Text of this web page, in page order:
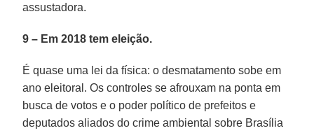
assustadora.
9 – Em 2018 tem eleição.
É quase uma lei da física: o desmatamento sobe em
ano eleitoral. Os controles se afrouxam na ponta em
busca de votos e o poder político de prefeitos e
deputados aliados do crime ambiental sobre Brasília